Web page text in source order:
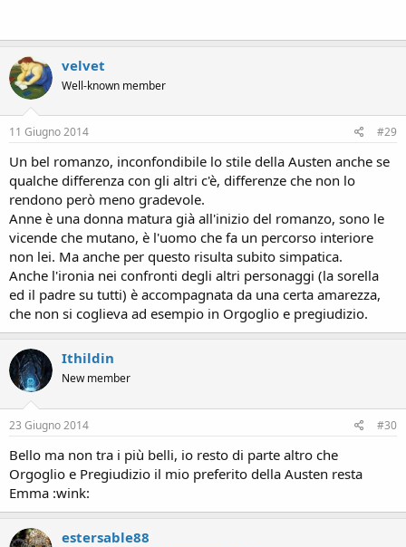
velvet
Well-known member
11 Giugno 2014 #29
Un bel romanzo, inconfondibile lo stile della Austen anche se
qualche differenza con gli altri c'è, differenze che non lo
rendono però meno gradevole.
Anne è una donna matura già all'inizio del romanzo, sono le
vicende che mutano, è l'uomo che fa un percorso interiore
non lei. Ma anche per questo risulta subito simpatica.
Anche l'ironia nei confronti degli altri personaggi (la sorella
ed il padre su tutti) è accompagnata da una certa amarezza,
che non si coglieva ad esempio in Orgoglio e pregiudizio.
Ithildin
New member
23 Giugno 2014 #30
Bello ma non tra i più belli, io resto di parte altro che
Orgoglio e Pregiudizio il mio preferito della Austen resta
Emma :wink:
estersable88